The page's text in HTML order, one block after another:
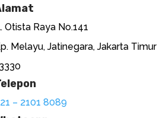
Otista Raya No.141
Melayu, Jatinegara, Jakarta Timur
– 2101 8089